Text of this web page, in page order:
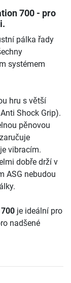
700 - pro
pálka řady
systémem
hru s větší
Shock Grip).
pěnovou
vibracím.
dobře drží v
ASG nebudou
je ideální pro
nadšené